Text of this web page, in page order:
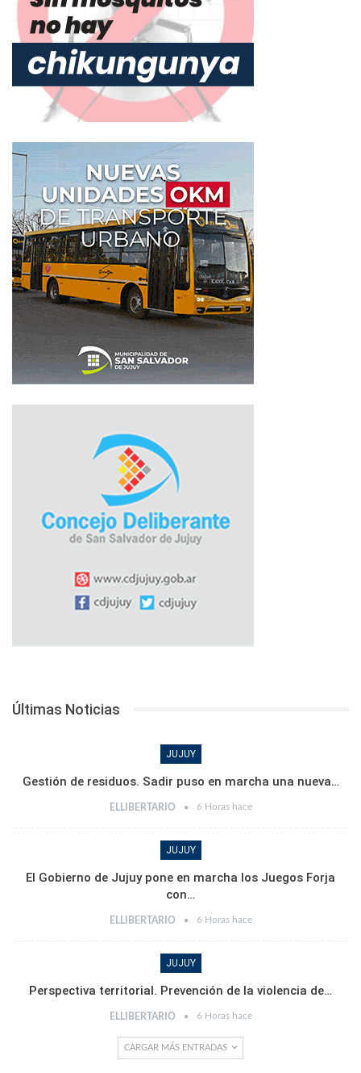
Últimas Noticias
JUJUY
Gestión de residuos. Sadir puso en marcha una nueva…
ELLIBERTARIO 6 Horas hace
JUJUY
El Gobierno de Jujuy pone en marcha los Juegos Forja
con…
ELLIBERTARIO 6 Horas hace
JUJUY
Perspectiva territorial. Prevención de la violencia de…
ELLIBERTARIO 6 Horas hace
CARGAR MÁS ENTRADAS